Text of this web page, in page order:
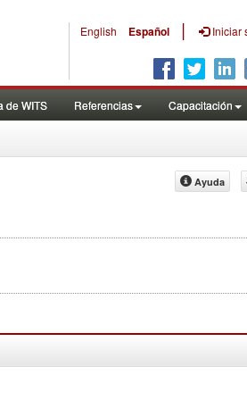
English Español | Iniciar
de WITS Referencias Capacitación
Ayuda